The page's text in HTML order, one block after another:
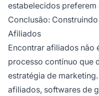
estabelecidos
Conclusão:
Afiliados
Encontrar afiliados não
processo contínuo que
estratégia de
afiliados, softwares de